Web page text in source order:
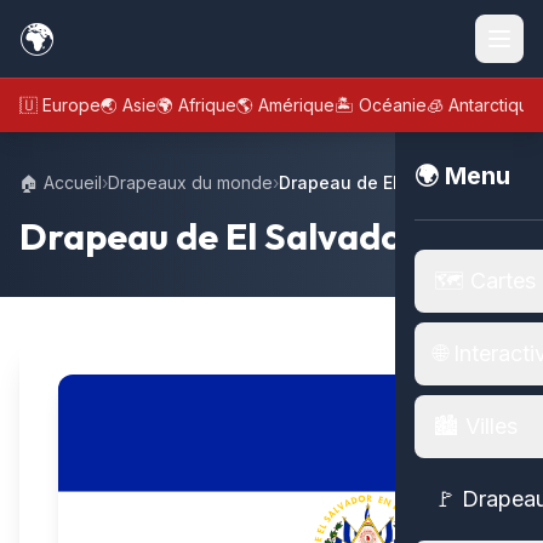
🌍
🇪🇺 Europe🌏 Asie🌍 Afrique🌎 Amérique🏝️ Océanie🧊 Antarctique
🌍 Menu
🚩
🏠 Accueil›Drapeaux du monde›Drapeau de El Salvador
Drapeau de El Salvador